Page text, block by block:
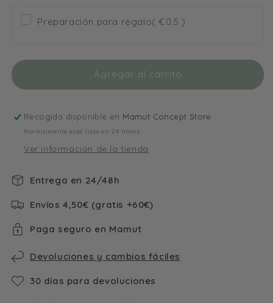
para
Inspired
Douanier
Naif
Inspired
Douanier
Rousseau
Naif
Preparación para regalo( €0.5 )
Agregar al carrito
Recogida disponible en Mamut Concept Store
Normalmente está listo en 24 horas
Ver información de la tienda
Entrega en 24/48h
Envíos 4,50€ (gratis +60€)
Paga seguro en Mamut
Devoluciones y cambios fáciles
30 días para devoluciones